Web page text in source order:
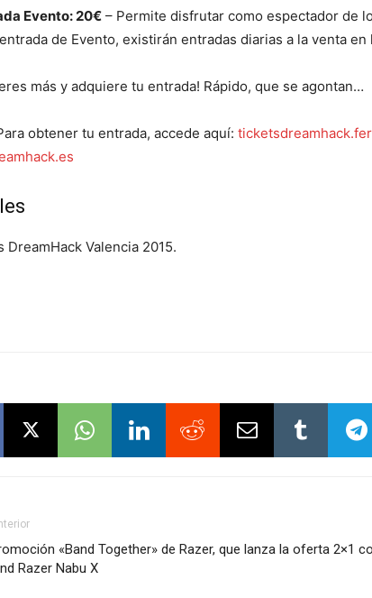
Evento: 20€ – Permite disfrutar como espectador de
de Evento, existirán entradas diarias a la venta en
más y adquiere tu entrada! Rápido, que se agontan…
obtener tu entrada, accede aquí:
DreamHack Valencia 2015.
«Band Together» de Razer, que lanza la oferta 2×1
Razer Nabu X